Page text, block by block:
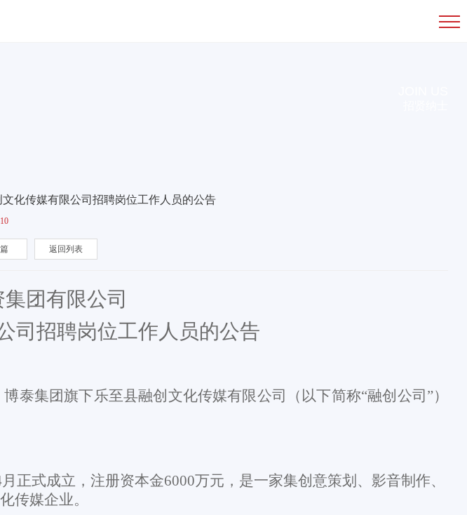
化传媒有限公司招聘岗位工作人员的公告
返回列表
团有限公司
司招聘岗位工作人员的公告
泰集团旗下乐至县融创文化传媒有限公司（以下简称“融创 公司 ”）
月正式成立，注册资本金6000万元， 是一家集创意策划、影音制作、
传媒企业。